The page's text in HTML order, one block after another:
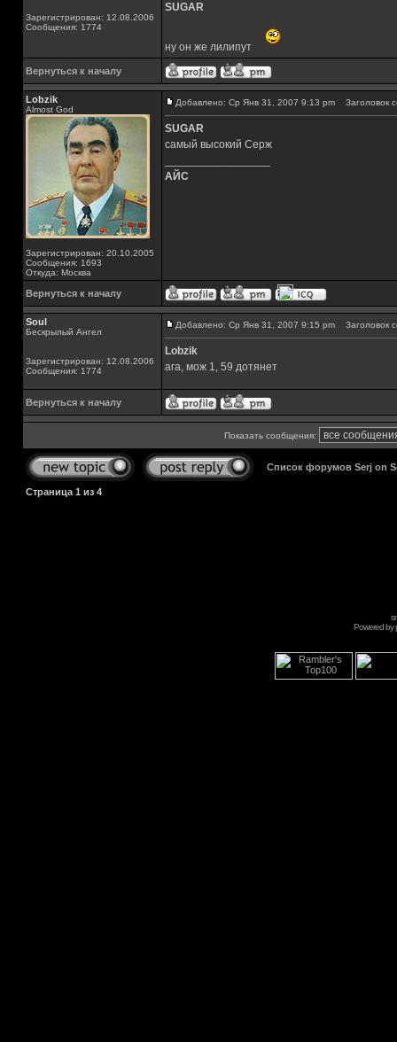
Зарегистрирован: 12.08.2006
Сообщения: 1774
SUGAR
ну он же лилипут
Вернуться к началу
Lobzik
Almost God
Зарегистрирован: 20.10.2005
Сообщения: 1693
Откуда: Москва
Добавлено: Ср Янв 31, 2007 9:13 pm Заголовок
SUGAR
самый высокий Серж
АЙС
Вернуться к началу
Soul
Бескрылый Ангел
Зарегистрирован: 12.08.2006
Сообщения: 1774
Добавлено: Ср Янв 31, 2007 9:15 pm Заголовок
Lobzik
ага, мож 1, 59 дотянет
Вернуться к началу
Показать сообщения:
Список форумов Serj on
Страница 1 из 4
Powered by